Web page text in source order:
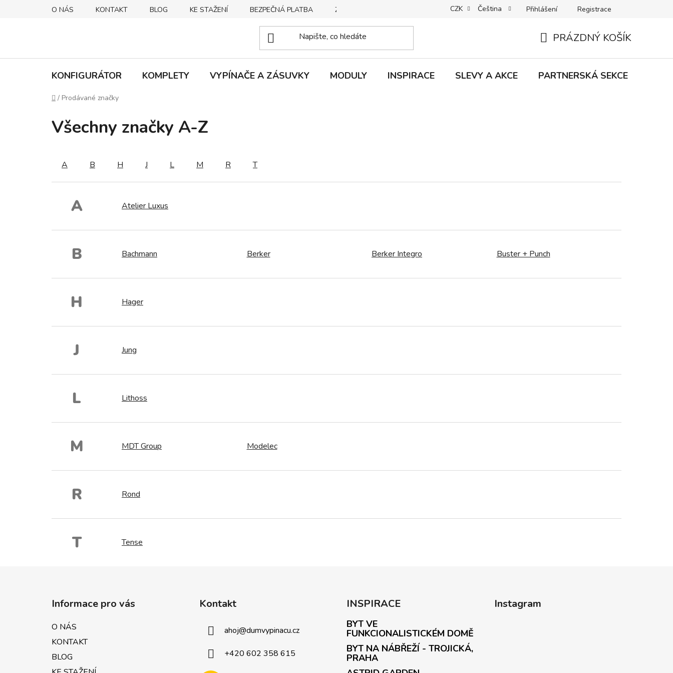
O NÁS KONTAKT BLOG KE STAŽENÍ BEZPEČNÁ PLATBA ZPŮSOBY DORUČENÍ REKLAMACE | VRÁCENÍ | VÝMĚNA ZBOŽÍ B2C VŠEOBECNÉ
CZK Čeština Přihlášení Registrace
KOŠÍK
PRÁZDNÝ KOŠÍK
KONFIGURÁTOR KOMPLETY VYPÍNAČE A ZÁSUVKY MODULY INSPIRACE SLEVY A AKCE PARTNERSKÁ SEKCE
Domů
/ Prodávané značky
Všechny značky A-Z
A B H J L M R T
A Atelier Luxus
B Bachmann Berker Berker Integro Buster + Punch
H Hager
J Jung
L Lithoss
M MDT Group Modelec
R Rond
T Tense
Informace pro vás
O NÁS
KONTAKT
BLOG
Kontakt
ahoj@dumvypinacu.cz
+420 602 358 615
INSPIRACE
BYT VE
FUNKCIONALISTICKÉM DOMĚ
BYT NA NÁBŘEŽÍ - TROJICKÁ,
PRAHA
Instagram